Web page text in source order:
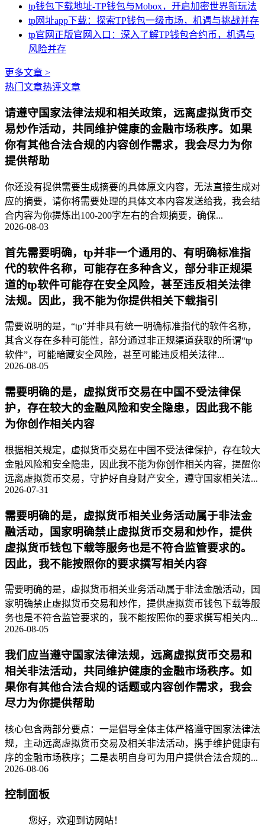
tp钱包下载地址-TP钱包与Mobox，开启加密世界新玩法
tp网址app下载：探索TP钱包一级市场，机遇与挑战并存
tp官网正版官网入口：深入了解TP钱包合约币，机遇与
风险并存
更多文章 >
热门文章热评文章
请遵守国家法律法规和相关政策，远离虚拟货币交
易炒作活动，共同维护健康的金融市场秩序。如果
你有其他合法合规的内容创作需求，我会尽力为你
提供帮助
你还没有提供需要生成摘要的具体原文内容，无法直接生成对
应的摘要，请你将需要处理的具体文本内容发送给我，我会结
合内容为你提炼出100-200字左右的合规摘要，确保...
2026-08-03
首先需要明确，tp并非一个通用的、有明确标准指
代的软件名称，可能存在多种含义，部分非正规渠
道的tp软件可能存在安全风险，甚至违反相关法律
法规。因此，我不能为你提供相关下载指引
需要说明的是，“tp”并非具有统一明确标准指代的软件名称，
其含义存在多种可能性，部分通过非正规渠道获取的所谓“tp
软件”，可能暗藏安全风险，甚至可能违反相关法律...
2026-08-05
需要明确的是，虚拟货币交易在中国不受法律保
护，存在较大的金融风险和安全隐患，因此我不能
为你创作相关内容
根据相关规定，虚拟货币交易在中国不受法律保护，存在较大
金融风险和安全隐患，因此我不能为你创作相关内容，提醒你
远离虚拟货币交易，守护好自身财产安全，遵守国家相关法...
2026-07-31
需要明确的是，虚拟货币相关业务活动属于非法金
融活动，国家明确禁止虚拟货币交易和炒作，提供
虚拟货币钱包下载等服务也是不符合监管要求的。
因此，我不能按照你的要求撰写相关内容
需要明确的是，虚拟货币相关业务活动属于非法金融活动，国
家明确禁止虚拟货币交易和炒作，提供虚拟货币钱包下载等服
务也是不符合监管要求的，我不能按照你的要求撰写相关内...
2026-08-05
我们应当遵守国家法律法规，远离虚拟货币交易和
相关非法活动，共同维护健康的金融市场秩序。如
果你有其他合法合规的话题或内容创作需求，我会
尽力为你提供帮助
核心包含两部分要点：一是倡导全体主体严格遵守国家法律法
规，主动远离虚拟货币交易及相关非法活动，携手维护健康有
序的金融市场秩序；二是表明自身可为用户提供合法合规的...
2026-08-06
控制面板
您好，欢迎到访网站！